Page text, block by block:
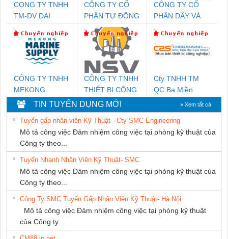
CONG TY TNHH
TM-DV DAI
CÔNG TY CỔ
PHẦN TỰ ĐỘNG
TIẾN HƯNG
CÔNG TY CỔ
PHẦN DÂY VÀ
THƯỢNG ĐÌNH
CÔNG TY TNHH
MEKONG
MARINE SUPPLY
CÔNG TY TNHH
THIẾT BỊ CÔNG
NGHIỆP NIHON
SETSUBI VIỆT
NAM
Cty TNHH TM
QC Ba Miền
TIN TUYỂN DỤNG MỚI » Xem tất cả
Tuyển gấp nhân viên Kỹ Thuật - Cty SMC Engineering
Mô tả công việc Đảm nhiệm công việc tại phòng kỹ thuật của
Công ty theo...
Tuyển Nhanh Nhân Viên Kỹ Thuật- SMC
Mô tả công việc Đảm nhiệm công việc tại phòng kỹ thuật của
Công ty theo...
Công Ty SMC Tuyển Gấp Nhân Viên Kỹ Thuật- Hà Nội
Mô tả công việc Đảm nhiệm công việc tại phòng kỹ thuật
của Công ty...